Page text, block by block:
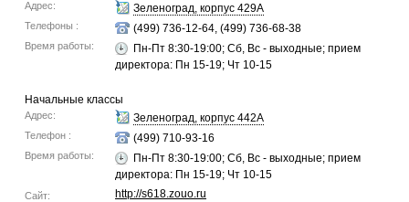
Адрес: Зеленоград, корпус 429А
Телефоны : (499) 736-12-64, (499) 736-68-38
Время работы:
Пн-Пт 8:30-19:00; Сб, Вс - выходные; прием
директора: Пн 15-19; Чт 10-15
Начальные классы
Адрес: Зеленоград, корпус 442А
Телефон : (499) 710-93-16
Время работы:
Пн-Пт 8:30-19:00; Сб, Вс - выходные; прием
директора: Пн 15-19; Чт 10-15
Сайт: http://s618.zouo.ru